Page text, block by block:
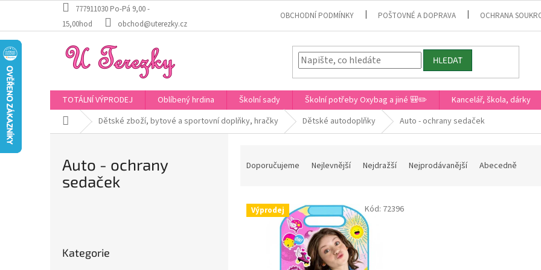
obsah
777911030 Po-Pá 9,00 -
15,00hod
obchod@uterezky.cz
OBCHODNÍ PODMÍNKY POŠTOVNÉ A DOPRAVA OCHRANA
HLEDAT
TOTÁLNÍ VÝPRODEJ Oblíbený hrdina Školní sady Školní potřeby Oxybag a jiné 🎒✏️ Kancelář, škola, dárky
Domů Dětské zboží, bytové a sportovní doplňky, hračky Dětské autodoplňky Auto - ochrany sedaček
Auto - ochrany
sedaček
kategorie
Kategorie
n
Doporučujeme Nejlevnější Nejdražší Nejprodávanější Abecedně
V Výprodej Kód: 72396